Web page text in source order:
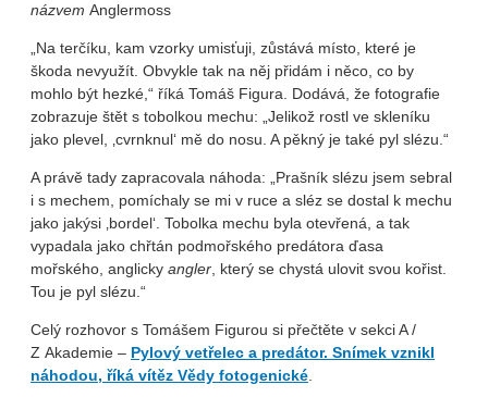
názvem Anglermoss
„Na terčíku, kam vzorky umisťuji, zůstává místo, které je
škoda nevyužít. Obvykle tak na něj přidám i něco, co by
mohlo být hezké,“ říká Tomáš Figura. Dodává, že fotografie
zobrazuje štět s tobolkou mechu: „Jelikož rostl ve skleníku
jako plevel, ‚cvrnknul‘ mě do nosu. A pěkný je také pyl slézu.“
A právě tady zapracovala náhoda: „Prašník slézu jsem sebral
i s mechem, pomíchaly se mi v ruce a sléz se dostal k mechu
jako jakýsi ‚bordel‘. Tobolka mechu byla otevřená, a tak
vypadala jako chřtán podmořského predátora ďasa
mořského, anglicky angler , který se chystá ulovit svou kořist.
Tou je pyl slézu.“
Celý rozhovor s Tomášem Figurou si přečtěte v sekci A /
Z Akademie – Pylový vetřelec a predátor. Snímek vznikl
náhodou, říká vítěz Vědy fotogenické